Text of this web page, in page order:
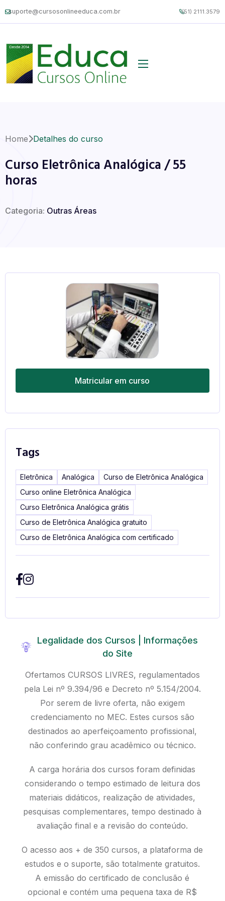
suporte@cursosonlineeduca.com.br (51) 2111.3579
Home Detalhes do curso
Curso Eletrônica Analógica / 55
horas
Categoria: Outras Áreas
Legalidade dos Cursos | Informações
do Site
Ofertamos CURSOS LIVRES, regulamentados
pela Lei nº 9.394/96 e Decreto nº 5.154/2004.
Por serem de livre oferta, não exigem
credenciamento no MEC. Estes cursos são
destinados ao aperfeiçoamento profissional,
não conferindo grau acadêmico ou técnico.
A carga horária dos cursos foram definidas
considerando o tempo estimado de leitura dos
materiais didáticos, realização de atividades,
pesquisas complementares, tempo destinado à
avaliação final e a revisão do conteúdo.
O acesso aos + de 350 cursos, a plataforma de
estudos e o suporte, são totalmente gratuitos.
A emissão do certificado de conclusão é
opcional e contém uma pequena taxa de R$
Matricular em curso
Tags
Eletrônica Analógica
Curso de Eletrônica Analógica
Curso online Eletrônica Analógica
Curso Eletrônica Analógica grátis
Curso de Eletrônica Analógica gratuito
Curso de Eletrônica Analógica com certificado